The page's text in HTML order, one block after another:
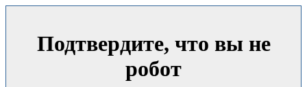
Подтвердите, что вы не
робот